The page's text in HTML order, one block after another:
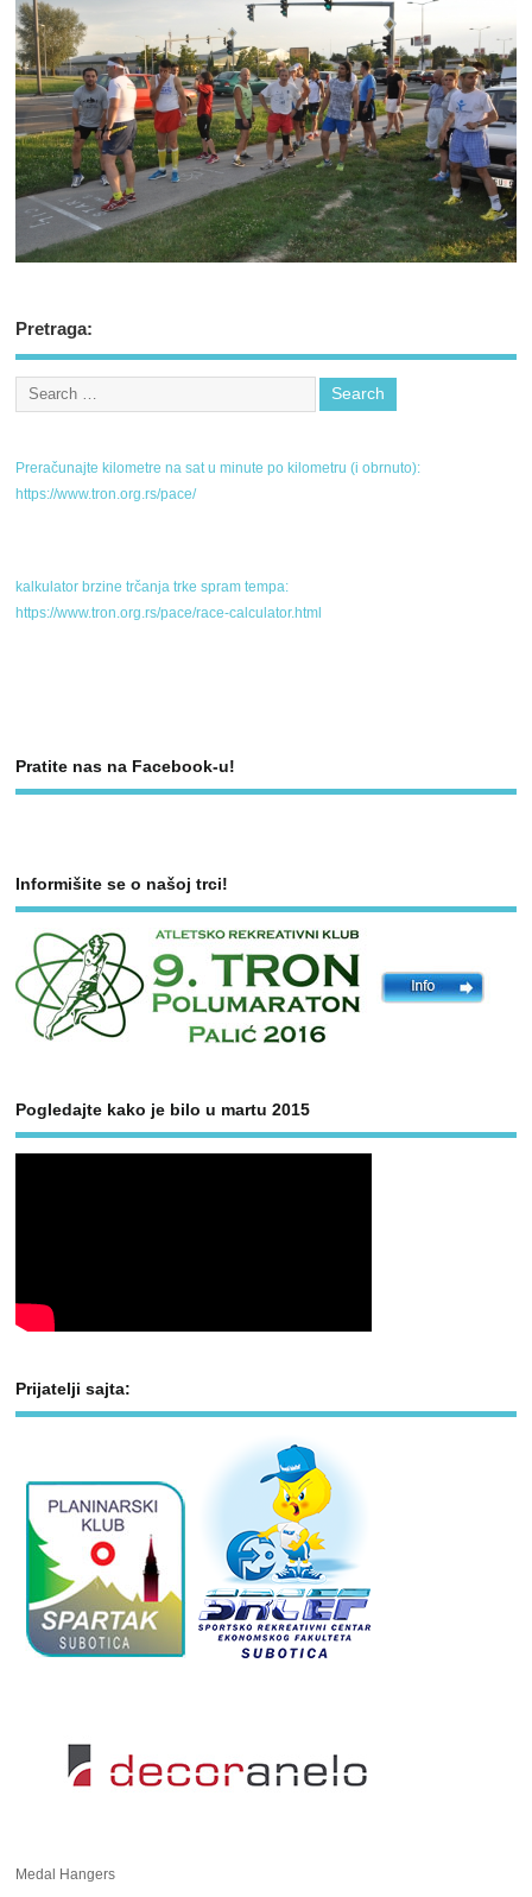
Pretraga:
Preračunajte kilometre na sat u minute po kilometru (i obrnuto):
https://www.tron.org.rs/pace/
kalkulator brzine trčanja trke spram tempa:
https://www.tron.org.rs/pace/race-calculator.html
Pratite nas na Facebook-u!
Informišite se o našoj trci!
Pogledajte kako je bilo u martu 2015
Prijatelji sajta:
Medal Hangers